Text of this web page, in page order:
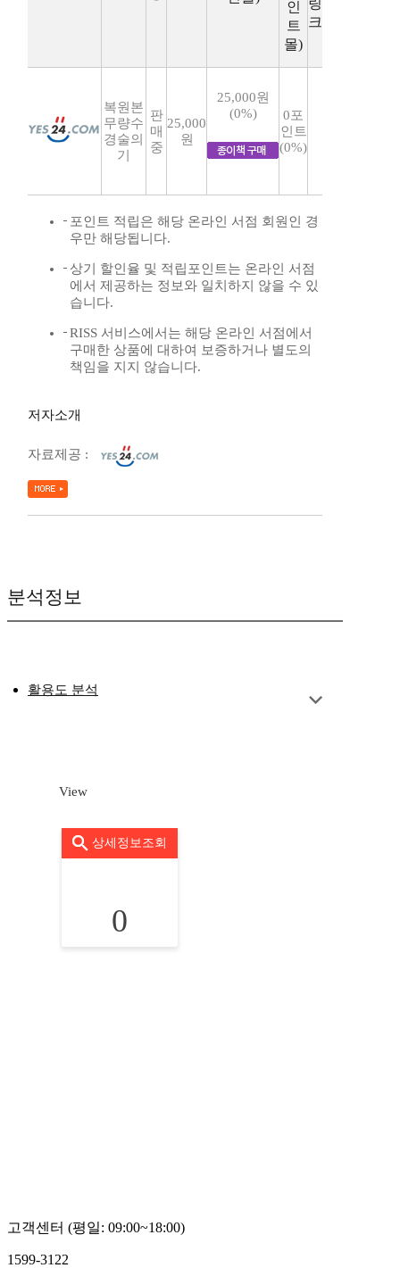
링
크
인
트
몰)
복원본
무량수
경술의
기
판
매
중
25,000
원
25,000원
(0%)
0포
인트
(0%)
포인트 적립은 해당 온라인 서점 회원인 경
우만 해당됩니다.
상기 할인율 및 적립포인트는 온라인 서점
에서 제공하는 정보와 일치하지 않을 수 있
습니다.
RISS 서비스에서는 해당 온라인 서점에서
구매한 상품에 대하여 보증하거나 별도의
책임을 지지 않습니다.
저자소개
자료제공 :
분석정보
활용도 분석
View
상세정보조회
0
고객센터 (평일: 09:00~18:00)
1599-3122